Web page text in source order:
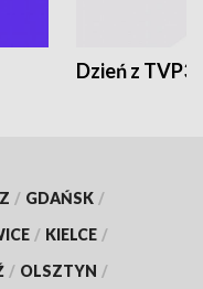
Dzień z TVP3
/ GDAŃSK /
/ KIELCE /
/ OLSZTYN /